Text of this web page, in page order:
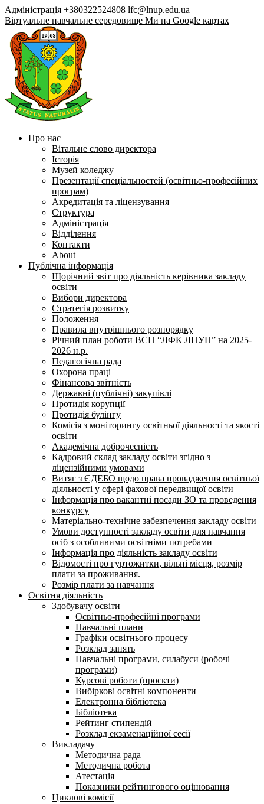
Адміністрація +380322524808 lfc@lnup.edu.ua
Віртуальне навчальне середовище Ми на Google картах
Про нас
Вітальне слово директора
Історія
Музей коледжу
Презентації спеціальностей (освітньо-професійних
програм)
Акредитація та ліцензування
Структура
Адміністрація
Відділення
Контакти
About
Публічна інформація
Щорічний звіт про діяльність керівника закладу
освіти
Вибори директора
Стратегія розвитку
Положення
Правила внутрішнього розпорядку
Річний план роботи ВСП “ЛФК ЛНУП” на 2025-
2026 н.р.
Педагогічна рада
Охорона праці
Фінансова звітність
Державні (публічні) закупівлі
Протидія корупції
Протидія булінгу
Комісія з моніторингу освітньої діяльності та якості
освіти
Академічна доброчесність
Кадровий склад закладу освіти згідно з
ліцензійними умовами
Витяг з ЄДЕБО щодо права провадження освітньої
діяльності у сфері фахової передвищої освіти
Інформація про вакантні посади ЗО та проведення
конкурсу
Матеріально-технічне забезпечення закладу освіти
Умови доступності закладу освіти для навчання
осіб з особливими освітніми потребами
Інформація про діяльність закладу освіти
Відомості про гуртожитки, вільні місця, розмір
плати за проживання.
Розмір плати за навчання
Освітня діяльність
Здобувачу освіти
Освітньо-професійні програми
Навчальні плани
Графіки освітнього процесу
Розклад занять
Навчальні програми, силабуси (робочі
програми)
Курсові роботи (проєкти)
Вибіркові освітні компоненти
Електронна бібліотека
Бібліотека
Рейтинг стипендій
Розклад екзаменаційної сесії
Викладачу
Методична рада
Методична робота
Атестація
Показники рейтингового оцінювання
Циклові комісії